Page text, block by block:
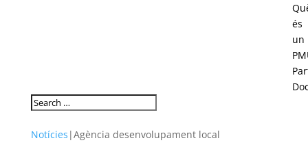
és
un
Notícies |Agència desenvolupament local